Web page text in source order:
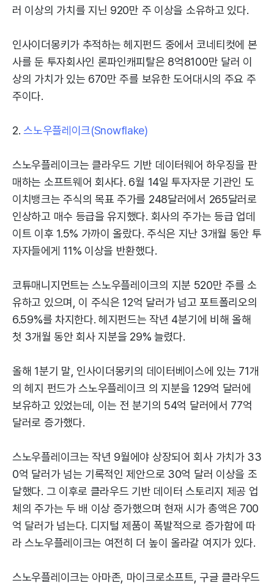
러 이상의 가치를 지닌 920만 주 이상을 소유하고 있다.
인사이더몽키가 추적하는 헤지펀드 중에서 코네티컷에 본
사를 둔 투자회사인 론파인캐피탈은 8억8100만 달러 이
상의 가치가 있는 670만 주를 보유한 도어대시의 주요 주
주이다.
2.스노우플레이크(Snowflake)
스노우플레이크는 클라우드 기반 데이터웨어 하우징을 판
매하는 소프트웨어 회사다. 6월 14일 투자자문 기관인 도
이치뱅크는 주식의 목표 주가를 248달러에서 265달러로
인상하고 매수 등급을 유지했다. 회사의 주가는 등급 업데
이트 이후 1.5% 가까이 올랐다. 주식은 지난 3개월 동안 투
자자들에게 11% 이상을 반환했다.
코튜매니지먼트는 스노우플레이크의 지분 520만 주를 소
유하고 있으며, 이 주식은 12억 달러가 넘고 포트폴리오의
6.59%를 차지한다. 헤지펀드는 작년 4분기에 비해 올해
첫 3개월 동안 회사 지분을 29% 늘렸다.
올해 1분기 말, 인사이더몽키의 데이터베이스에 있는 71개
의 헤지 펀드가 스노우플레이크 의 지분을 129억 달러에
보유하고 있었는데, 이는 전 분기의 54억 달러에서 77억
달러로 증가했다.
스노우플레이크는 작년 9월에야 상장되어 회사 가치가 33
0억 달러가 넘는 기록적인 제안으로 30억 달러 이상을 조
달했다. 그 이후로 클라우드 기반 데이터 스토리지 제공 업
체의 주가는 두 배 이상 증가했으며 현재 시가 총액은 700
억 달러가 넘는다. 디지털 제품이 폭발적으로 증가함에 따
라 스노우플레이크는 여전히 더 높이 올라갈 여지가 있다.
스노우플레이크는 아마존, 마이크로소프트, 구글 클라우드